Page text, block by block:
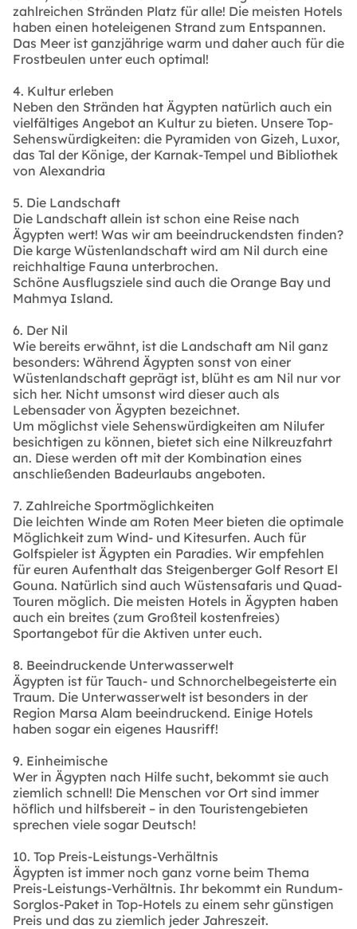
zahlreichen Stränden Platz für alle! Die meisten Hotels
haben einen hoteleigenen Strand zum Entspannen.
Das Meer ist ganzjährige warm und daher auch für die
Frostbeulen unter euch optimal!
4. Kultur erleben
Neben den Stränden hat Ägypten natürlich auch ein
vielfältiges Angebot an Kultur zu bieten. Unsere Top-
Sehenswürdigkeiten: die Pyramiden von Gizeh, Luxor,
das Tal der Könige, der Karnak-Tempel und Bibliothek
von Alexandria
5. Die Landschaft
Die Landschaft allein ist schon eine Reise nach
Ägypten wert! Was wir am beeindruckendsten finden?
Die karge Wüstenlandschaft wird am Nil durch eine
reichhaltige Fauna unterbrochen.
Schöne Ausflugsziele sind auch die Orange Bay und
Mahmya Island.
6. Der Nil
Wie bereits erwähnt, ist die Landschaft am Nil ganz
besonders: Während Ägypten sonst von einer
Wüstenlandschaft geprägt ist, blüht es am Nil nur vor
sich her. Nicht umsonst wird dieser auch als
Lebensader von Ägypten bezeichnet.
Um möglichst viele Sehenswürdigkeiten am Nilufer
besichtigen zu können, bietet sich eine Nilkreuzfahrt
an. Diese werden oft mit der Kombination eines
anschließenden Badeurlaubs angeboten.
7. Zahlreiche Sportmöglichkeiten
Die leichten Winde am Roten Meer bieten die optimale
Möglichkeit zum Wind- und Kitesurfen. Auch für
Golfspieler ist Ägypten ein Paradies. Wir empfehlen
für euren Aufenthalt das Steigenberger Golf Resort El
Gouna. Natürlich sind auch Wüstensafaris und Quad-
Touren möglich. Die meisten Hotels in Ägypten haben
auch ein breites (zum Großteil kostenfreies)
Sportangebot für die Aktiven unter euch.
8. Beeindruckende Unterwasserwelt
Ägypten ist für Tauch- und Schnorchelbegeisterte ein
Traum. Die Unterwasserwelt ist besonders in der
Region Marsa Alam beeindruckend. Einige Hotels
haben sogar ein eigenes Hausriff!
9. Einheimische
Wer in Ägypten nach Hilfe sucht, bekommt sie auch
ziemlich schnell! Die Menschen vor Ort sind immer
höflich und hilfsbereit – in den Touristengebieten
sprechen viele sogar Deutsch!
10. Top Preis-Leistungs-Verhältnis
Ägypten ist immer noch ganz vorne beim Thema
Preis-Leistungs-Verhältnis. Ihr bekommt ein Rundum-
Sorglos-Paket in Top-Hotels zu einem sehr günstigen
Preis und das zu ziemlich jeder Jahreszeit.